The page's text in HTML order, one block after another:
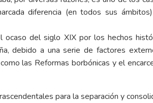
diferencia (en todos sus
del siglo XIX por los hechos
debido a una serie de factores
las Reformas borbónicas y el
para la separación y